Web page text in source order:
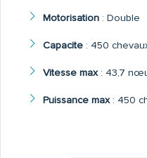
Motorisation: Double
Capacite: 450
Vitesse max: 43,7
Puissance max: 450